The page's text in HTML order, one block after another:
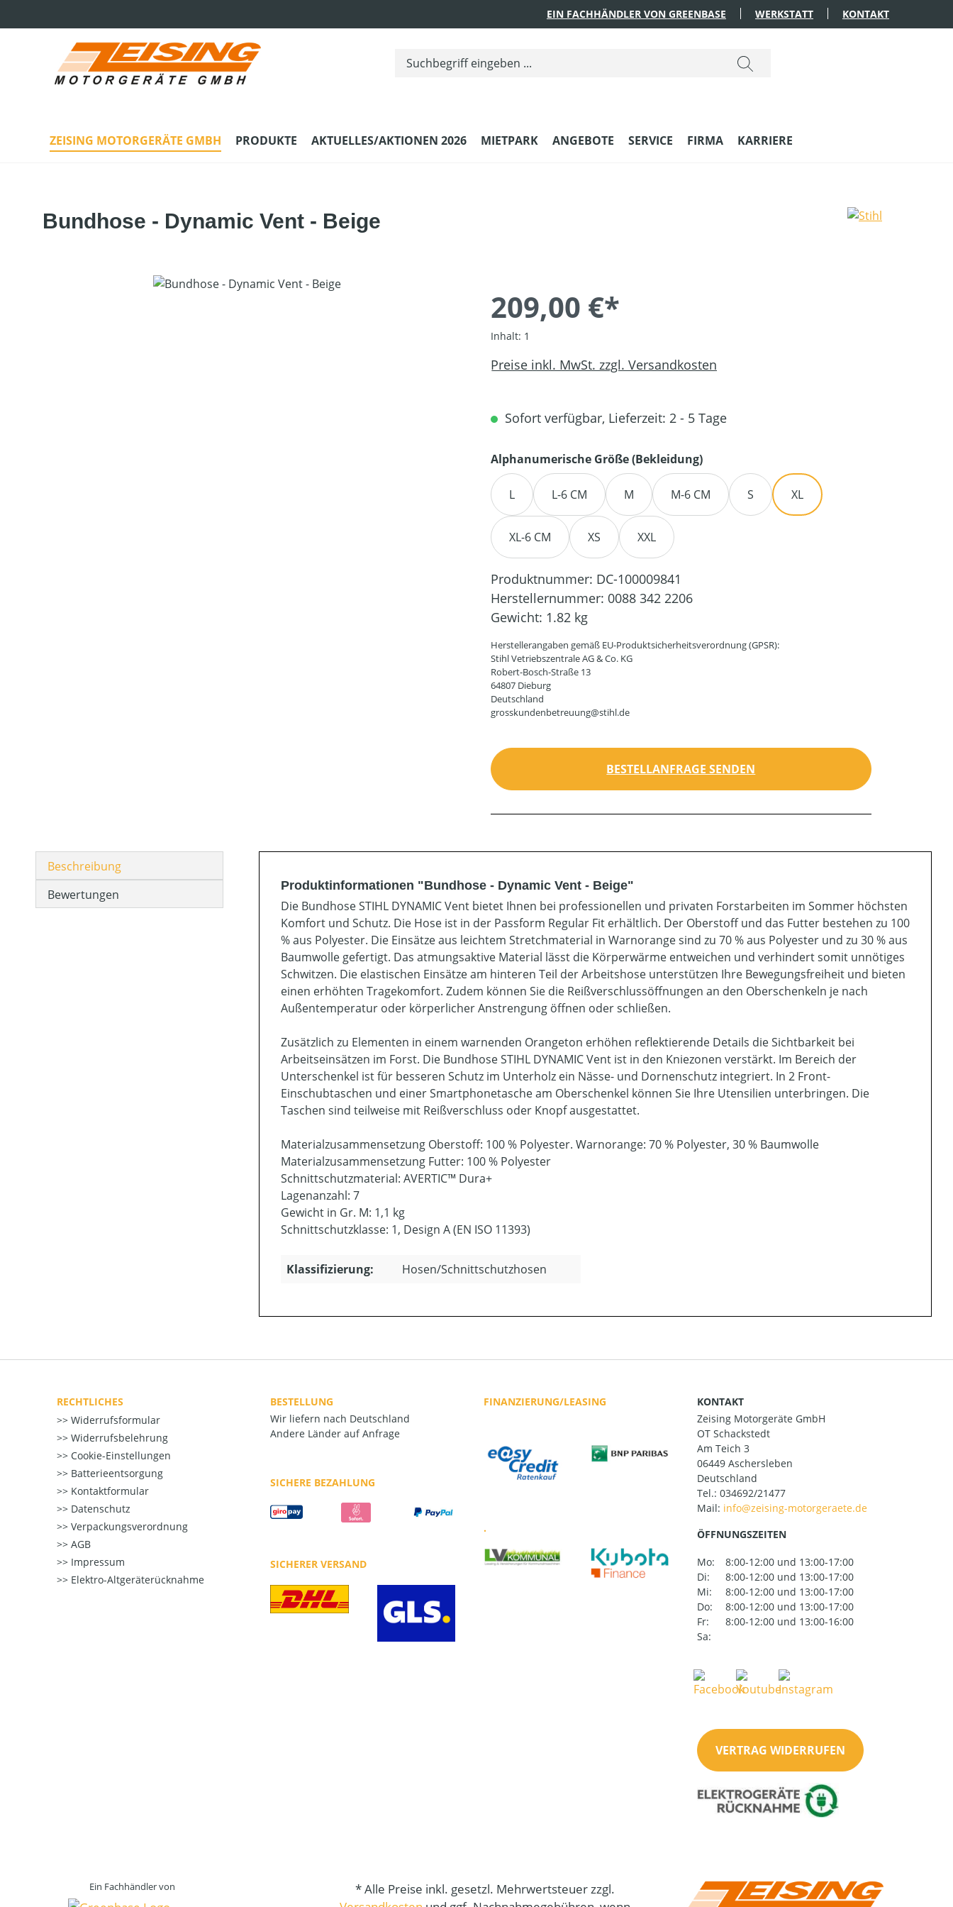
EIN FACHHÄNDLER VON GREENBASE WERKSTATT KONTAKT
ZEISING MOTORGERÄTE GMBH PRODUKTE AKTUELLES/AKTIONEN 2026 MIETPARK ANGEBOTE SERVICE FIRMA KARRIERE
Bundhose - Dynamic Vent - Beige
Bildergalerie überspringen
209,00 €*
Inhalt: 1
Preise inkl. MwSt. zzgl. Versandkosten
Sofort verfügbar, Lieferzeit: 2 - 5 Tage
Alphanumerische Größe (Bekleidung)auswählen
L L-6 CM M M-6 CM S XL
XL-6 CM XS XXL
Produktnummer: DC-100009841
Herstellernummer: 0088 342 2206
Gewicht: 1.82 kg
Herstellerangaben gemäß EU-Produktsicherheitsverordnung (GPSR):
Stihl Vetriebszentrale AG & Co. KG
Robert-Bosch-Straße 13
64807 Dieburg
Deutschland
grosskundenbetreuung@stihl.de
BESTELLANFRAGE SENDEN
Beschreibung
Bewertungen
Produktinformationen "Bundhose - Dynamic Vent - Beige"
Die Bundhose STIHL DYNAMIC Vent bietet Ihnen bei professionellen und privaten Forstarbeiten im Sommer höchsten
Komfort und Schutz. Die Hose ist in der Passform Regular Fit erhältlich. Der Oberstoff und das Futter bestehen zu 100
% aus Polyester. Die Einsätze aus leichtem Stretchmaterial in Warnorange sind zu 70 % aus Polyester und zu 30 % aus
Baumwolle gefertigt. Das atmungsaktive Material lässt die Körperwärme entweichen und verhindert somit unnötiges
Schwitzen. Die elastischen Einsätze am hinteren Teil der Arbeitshose unterstützen Ihre Bewegungsfreiheit und bieten
einen erhöhten Tragekomfort. Zudem können Sie die Reißverschlussöffnungen an den Oberschenkeln je nach
Außentemperatur oder körperlicher Anstrengung öffnen oder schließen.
Zusätzlich zu Elementen in einem warnenden Orangeton erhöhen reflektierende Details die Sichtbarkeit bei
Arbeitseinsätzen im Forst. Die Bundhose STIHL DYNAMIC Vent ist in den Kniezonen verstärkt. Im Bereich der
Unterschenkel ist für besseren Schutz im Unterholz ein Nässe- und Dornenschutz integriert. In 2 Front-
Einschubtaschen und einer Smartphonetasche am Oberschenkel können Sie Ihre Utensilien unterbringen. Die
Taschen sind teilweise mit Reißverschluss oder Knopf ausgestattet.
Materialzusammensetzung Oberstoff: 100 % Polyester. Warnorange: 70 % Polyester, 30 % Baumwolle
Materialzusammensetzung Futter: 100 % Polyester
Schnittschutzmaterial: AVERTIC™ Dura+
Lagenanzahl: 7
Gewicht in Gr. M: 1,1 kg
Schnittschutzklasse: 1, Design A (EN ISO 11393)
Klassifizierung: Hosen/Schnittschutzhosen
RECHTLICHES
Widerrufsformular
Widerrufsbelehrung
Cookie-Einstellungen
Batterieentsorgung
Kontaktformular
Datenschutz
Verpackungsverordnung
AGB
Impressum
Elektro-Altgeräterücknahme
BESTELLUNG
Wir liefern nach Deutschland
Andere Länder auf Anfrage
SICHERE BEZAHLUNG
SICHERER VERSAND
FINANZIERUNG/LEASING
.
KONTAKT
Zeising Motorgeräte GmbH
OT Schackstedt
Am Teich 3
06449 Aschersleben
Deutschland
Tel.: 034692/21477
Mail:
ÖFFNUNGSZEITEN
Mo:
8:00-12:00 und 13:00-17:00
Di:
8:00-12:00 und 13:00-17:00
Mi:
8:00-12:00 und 13:00-17:00
Do:
8:00-12:00 und 13:00-17:00
Fr:
8:00-12:00 und 13:00-16:00
Sa:
VERTRAG WIDERRUFEN
Ein Fachhändler von
* Alle Preise inkl. gesetzl. Mehrwertsteuer zzgl.